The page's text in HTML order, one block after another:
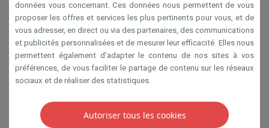
Privacy
Disclaimer
Cookies
SA HIFI international 2 Rue Läiteschbaach, 5324
TVA LU 190.388.17
données vous concernant. Ces données nous permettent de vous
proposer les offres et services les plus pertinents pour vous, et de
vous adresser, en direct ou via des partenaires, des communications
et publicités personnalisées et de mesurer leur efficacité. Elles nous
permettent également d’adapter le contenu de nos sites à vos
préférences, de vous faciliter le partage de contenu sur les réseaux
sociaux et de réaliser des statistiques.
Autoriser tous les cookies